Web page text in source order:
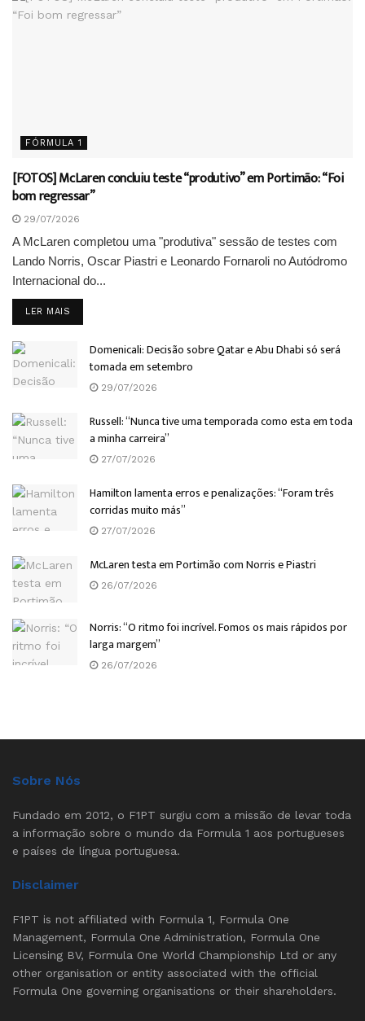
FÓRMULA 1
[FOTOS] McLaren concluiu teste “produtivo” em Portimão: “Foi
bom regressar”
29/07/2026
A McLaren completou uma "produtiva" sessão de testes com
Lando Norris, Oscar Piastri e Leonardo Fornaroli no Autódromo
Internacional do...
LER MAIS
Domenicali: Decisão sobre Qatar e Abu Dhabi só será
tomada em setembro
29/07/2026
Russell: “Nunca tive uma temporada como esta em toda
a minha carreira”
27/07/2026
Hamilton lamenta erros e penalizações: “Foram três
corridas muito más”
27/07/2026
McLaren testa em Portimão com Norris e Piastri
26/07/2026
Norris: “O ritmo foi incrível. Fomos os mais rápidos por
larga margem”
26/07/2026
Sobre Nós
Fundado em 2012, o F1PT surgiu com a missão de levar toda
a informação sobre o mundo da Formula 1 aos portugueses
e países de língua portuguesa.
Disclaimer
F1PT is not affiliated with Formula 1, Formula One
Management, Formula One Administration, Formula One
Licensing BV, Formula One World Championship Ltd or any
other organisation or entity associated with the official
Formula One governing organisations or their shareholders.